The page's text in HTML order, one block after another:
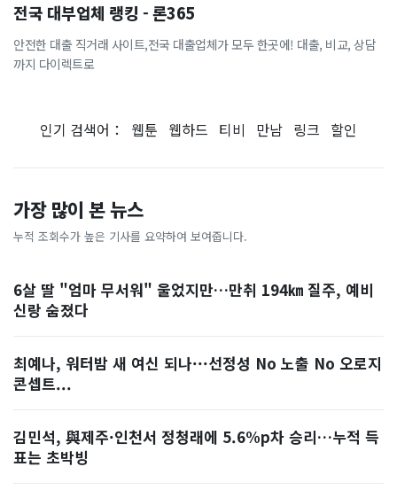
전국 대부업체 랭킹 - 론365
안전한 대출 직거래 사이트,전국 대출업체가 모두 한곳에! 대출, 비교, 상담
까지 다이렉트로
인기 검색어： 웹툰 웹하드 티비 만남 링크 할인
가장 많이 본 뉴스
누적 조회수가 높은 기사를 요약하여 보여줍니다.
6살 딸 "엄마 무서워" 울었지만…만취 194㎞ 질주, 예비
신랑 숨졌다
최예나, 워터밤 새 여신 되나···선정성 No 노출 No 오로지
콘셉트...
김민석, 與제주·인천서 정청래에 5.6%p차 승리…누적 득
표는 초박빙